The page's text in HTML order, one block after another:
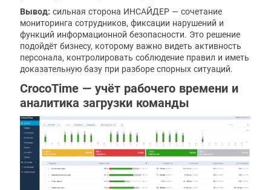
Вывод: сильная сторона ИНСАЙДЕР — сочетание
мониторинга сотрудников, фиксации нарушений и
функций информационной безопасности. Это решение
подойдёт бизнесу, которому важно видеть активность
персонала, контролировать соблюдение правил и иметь
доказательную базу при разборе спорных ситуаций.
CrocoTime — учёт рабочего времени и
аналитика загрузки команды